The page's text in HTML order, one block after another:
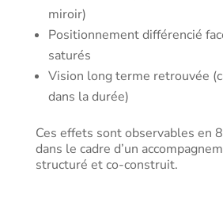
miroir)
Positionnement différencié
saturés
Vision long terme retrouvée
dans la durée)
Ces effets sont observables en
dans le cadre d’un
structuré et co-construit.